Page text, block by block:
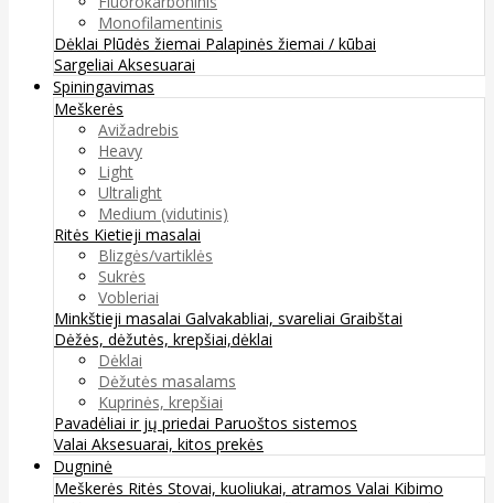
Monofilamentinis
Dėklai Plūdės žiemai Palapinės žiemai / kūbai
Sargeliai Aksesuarai
Spiningavimas
Meškerės
Avižadrebis
Heavy
Light
Ultralight
Medium (vidutinis)
Ritės Kietieji masalai
Blizgės/vartiklės
Sukrės
Vobleriai
Minkštieji masalai Galvakabliai, svareliai Graibštai
Dėžės, dėžutės, krepšiai,dėklai
Dėklai
Dėžutės masalams
Kuprinės, krepšiai
Pavadėliai ir jų priedai Paruoštos sistemos
Valai Aksesuarai, kitos prekės
Dugninė
Meškerės Ritės Stovai, kuoliukai, atramos Valai Kibimo